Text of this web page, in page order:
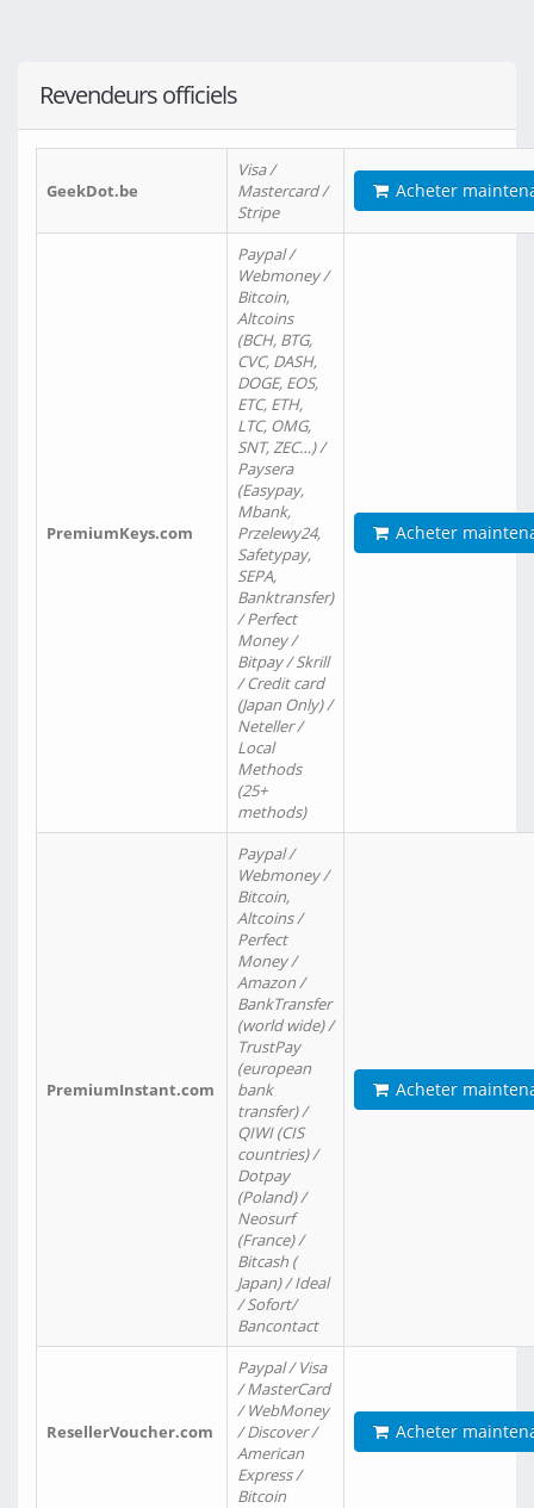
Revendeurs officiels
GeekDot.be
Visa /
Mastercard /
Stripe
Acheter
PremiumKeys.com
Paypal /
Webmoney /
Bitcoin,
Altcoins
(BCH, BTG,
CVC, DASH,
DOGE, EOS,
ETC, ETH,
LTC, OMG,
SNT, ZEC…) /
Paysera
(Easypay,
Mbank,
Przelewy24,
Safetypay,
SEPA,
Banktransfer)
/ Perfect
Money /
Bitpay / Skrill
/ Credit card
(Japan Only) /
Neteller /
Local
Methods
(25+
methods)
Acheter
PremiumInstant.com
Paypal /
Webmoney /
Bitcoin,
Altcoins /
Perfect
Money /
Amazon /
BankTransfer
(world wide) /
TrustPay
(european
bank
transfer) /
QIWI (CIS
countries) /
Dotpay
(Poland) /
Neosurf
(France) /
Bitcash (
Japan) / Ideal
/ Sofort/
Bancontact
Acheter
ResellerVoucher.com
Paypal / Visa
/ MasterCard
/ WebMoney
/ Discover /
American
Express /
Bitcoin
Acheter